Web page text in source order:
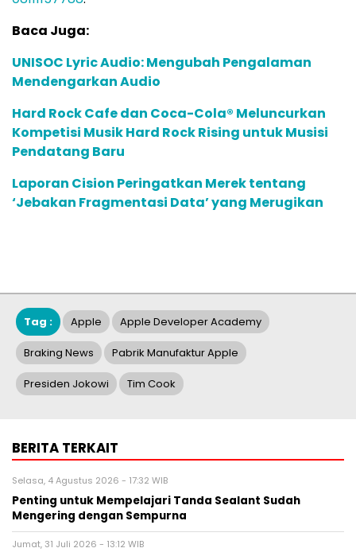
Baca Juga:
UNISOC Lyric Audio: Mengubah Pengalaman
Mendengarkan Audio
Hard Rock Cafe dan Coca-Cola® Meluncurkan
Kompetisi Musik Hard Rock Rising untuk Musisi
Pendatang Baru
Laporan Cision Peringatkan Merek tentang
‘Jebakan Fragmentasi Data’ yang Merugikan
Tag : Apple Apple Developer Academy
Braking News Pabrik Manufaktur Apple
Presiden Jokowi Tim Cook
BERITA TERKAIT
Selasa, 4 Agustus 2026 - 17:32 WIB
Penting untuk Mempelajari Tanda Sealant Sudah
Mengering dengan Sempurna
Jumat, 31 Juli 2026 - 13:12 WIB